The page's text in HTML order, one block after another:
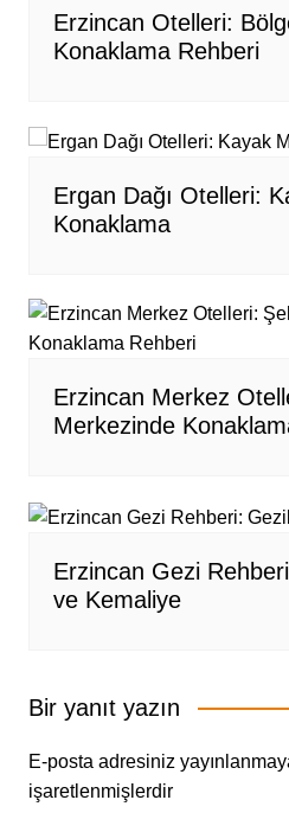
Erzincan Otelleri:
Konaklama Rehberi
Ergan Dağı Otelleri:
Konaklama
Erzincan Merkez
Merkezinde
Erzincan Gezi
ve Kemaliye
Bir yanıt yazın
E-posta adresiniz
işaretlenmişlerdir